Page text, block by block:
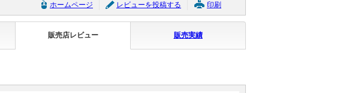
ホームページ レビューを投稿する 印刷
販売店レビュー 販売実績